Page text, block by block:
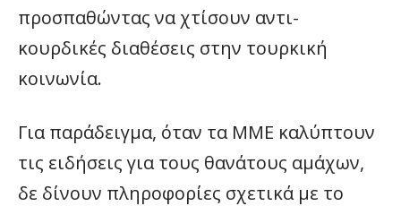
προσπαθώντας να χτίσουν αντι-
κουρδικές διαθέσεις στην τουρκική
κοινωνία.
Για παράδειγμα, όταν τα ΜΜΕ καλύπτουν
τις ειδήσεις για τους θανάτους αμάχων,
δε δίνουν πληροφορίες σχετικά με το